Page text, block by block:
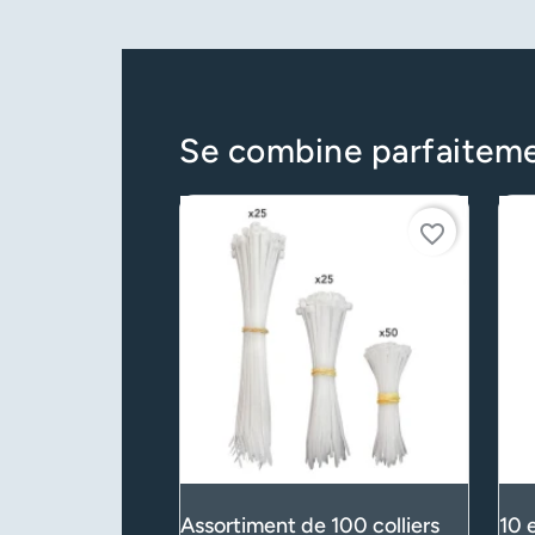
Se combine
favorite_border
Assortiment de 100 colliers 10